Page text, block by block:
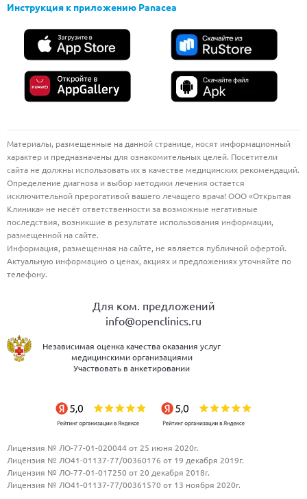
Инструкция к приложению Panacea
Материалы, размещенные на данной странице, носят информационный
характер и предназначены для ознакомительных целей. Посетители
сайта не должны использовать их в качестве медицинских рекомендаций.
Определение диагноза и выбор методики лечения остается
исключительной прерогативой вашего лечащего врача! ООО «Открытая
Клиника» не несёт ответственности за возможные негативные
последствия, возникшие в результате использования информации,
размещенной на сайте.
Информация, размещенная на сайте, не является публичной офертой.
Актуальную информацию о ценах, акциях и предложениях уточняйте по
телефону.
Для ком. предложений
info@openclinics.ru
Независимая оценка качества оказания услуг
медицинскими организациями
Участвовать в анкетировании
Лицензия № ЛО-77-01-020044 от 25 июня 2020г.
Лицензия № ЛО41-01137-77/00360176 от 19 декабря 2019г.
Лицензия № ЛО-77-01-017250 от 20 декабря 2018г.
Лицензия № ЛО41-01137-77/00361570 от 13 ноября 2020г.